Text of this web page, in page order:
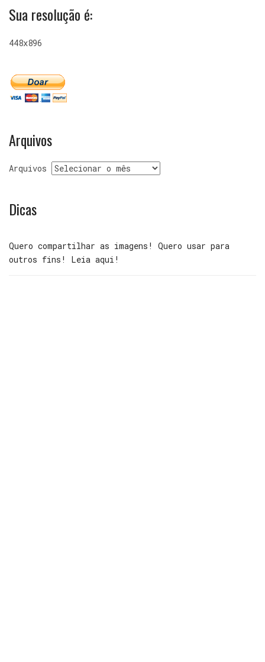
Sua resolução é:
448x896
Arquivos
Arquivos
Dicas
Quero compartilhar as imagens! Quero usar para
outros fins! Leia aqui!